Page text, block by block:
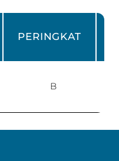
PERINGKAT
B